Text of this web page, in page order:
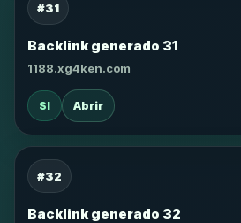
#31
Backlink generado 31
1188.xg4ken.com
SI Abrir
#32
Backlink generado 32